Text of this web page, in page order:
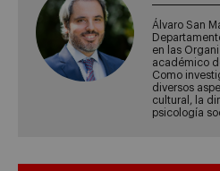
Álvaro San
en las
académico
Como
diversos
cultural, la
psicología